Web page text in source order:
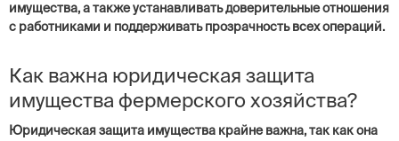
имущества, а также устанавливать доверительные отношения
с работниками и поддерживать прозрачность всех операций.
Как важна юридическая защита
имущества фермерского хозяйства?
Юридическая защита имущества крайне важна, так как она